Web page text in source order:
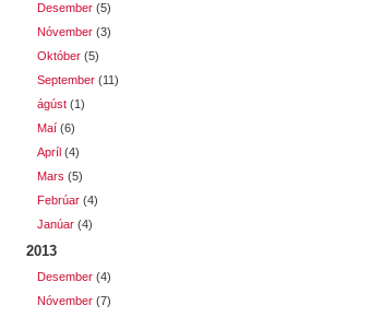
Desember (5)
Nóvember (3)
Október (5)
September (11)
ágúst (1)
Maí (6)
Apríl (4)
Mars (5)
Febrúar (4)
Janúar (4)
2013
Desember (4)
Nóvember (7)